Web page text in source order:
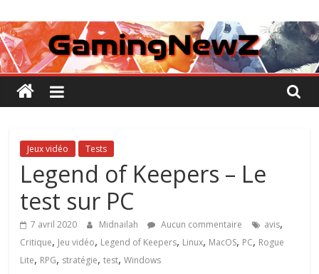
au
contenu
GamingNewZ
Tests
et
Actu
des
vidéo
Jeux vidéo Tests
Legend of Keepers – Le
test sur PC
7 avril 2020 Midnailah Aucun commentaire avis,
Critique, Jeu vidéo, Legend of Keepers, Linux, MacOS, PC, Rogue
Lite, RPG, stratégie,test,Windows